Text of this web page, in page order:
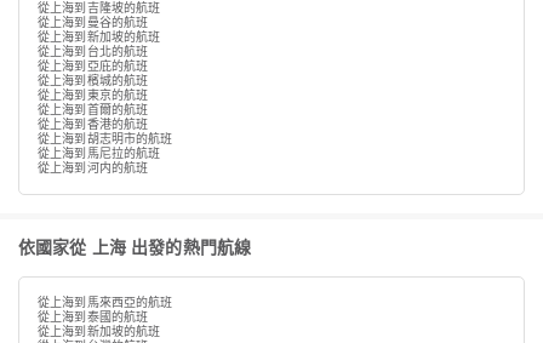
從上海到吉隆坡的航班
從上海到曼谷的航班
從上海到新加坡的航班
從上海到台北的航班
從上海到亞庇的航班
從上海到檳城的航班
從上海到東京的航班
從上海到首爾的航班
從上海到香港的航班
從上海到胡志明市的航班
從上海到馬尼拉的航班
從上海到河内的航班
依國家從 上海 出發的熱門航線
從上海到馬來西亞的航班
從上海到泰國的航班
從上海到新加坡的航班